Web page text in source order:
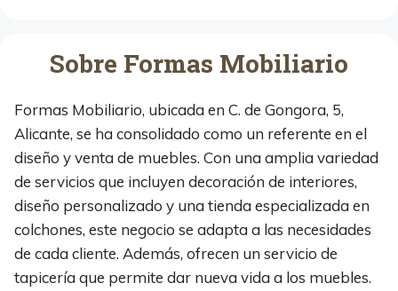
Sobre Formas Mobiliario
Formas Mobiliario, ubicada en C. de Gongora, 5,
Alicante, se ha consolidado como un referente en el
diseño y venta de muebles. Con una amplia variedad
de servicios que incluyen decoración de interiores,
diseño personalizado y una tienda especializada en
colchones, este negocio se adapta a las necesidades
de cada cliente. Además, ofrecen un servicio de
tapicería que permite dar nueva vida a los muebles.